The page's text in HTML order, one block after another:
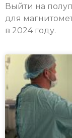
Выйти на
для
в 2024 году.